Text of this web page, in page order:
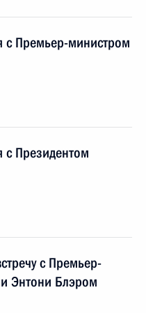
с Премьер-министром
с Президентом
с Премьер-
Энтони Блэром